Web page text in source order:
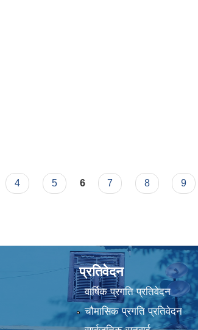
4 5 6 7 8 9
प्रतिवेदन
वार्षिक प्रगति प्रतिवेदन
चौमासिक प्रगति प्रतिवेदन